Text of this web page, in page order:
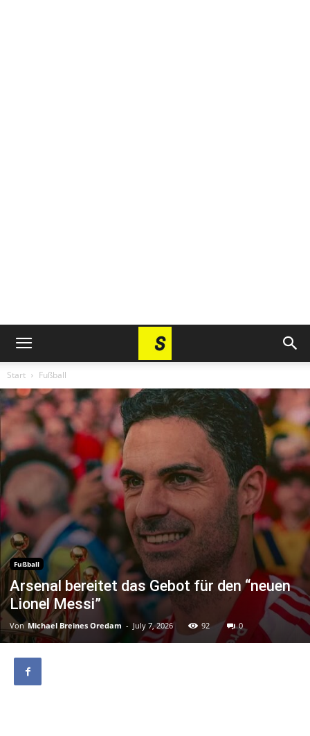
Start Fußball
Fußball
Arsenal bereitet das Gebot für den “neuen
Lionel Messi”
Von Michael Breines Oredam - July 7, 2026 92 0